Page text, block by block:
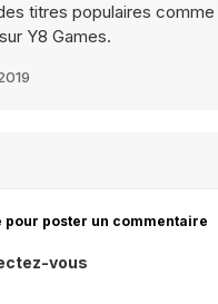
titres populaires comme
Y8 Games.
poster un commentaire
vous